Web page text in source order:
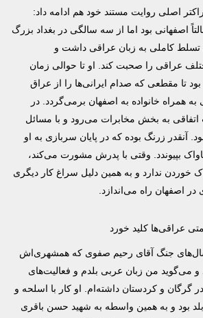
اصلی روایت مستند خود هم ادامه داد:
اصفهانی بود اما از سه سالگی در بغداد بزرگ
تسلط کاملی به زبان عراقی داشت و
عراقی را صحبت کند. او تا حوالی زمان
تا مقطعی که صدام ایرانی‌ها را از عراق
همراه خانواده به اصفهان برمی‌گردد. در
به بخش مخابرات می‌رود و با مسائل
آنقدر زرنگ بوده که در پایان سربازی به او
بپیوندد. وقتی با پدرش مشورت می‌کند،
خوردن ندارد و به همین دلیل سراغ کار دیگری
اصفهان راه می‌اندازد.
عراقی‌ها کلید خورد
سال‌های جنگ آقای رحیم صفوی که همشهری‌اش
و می‌گوید من زبان عربی بلدم و فعالیت‌های
گرگان و کردستان داشته‌ام. او کار با اسلحه و
بلد بود و به همین واسطه به شهید حسن باقری